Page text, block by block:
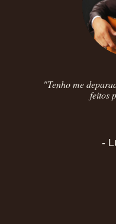
"Tenho me
feitos
-